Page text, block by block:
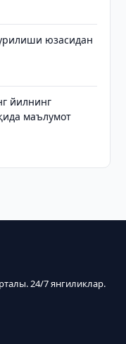
юзасидан
йилнинг
маълумот
24/7 янгиликлар.